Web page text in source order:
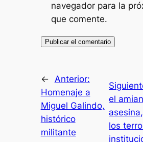
navegador para la
que comente.
← Anterior:
Homenaje a
Miguel Galindo,
histórico
militante
el
los